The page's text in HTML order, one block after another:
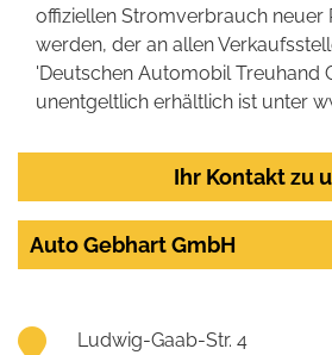
offiziellen Stromverbrauch neuer
werden, der an allen
'Deutschen Automobil Treuhand
unentgeltlich erhältlich ist unter
Ihr Kontakt zu
Auto Gebhart GmbH
Ludwig-Gaab-Str. 4